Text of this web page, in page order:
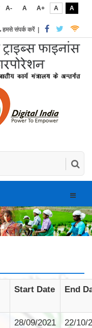
A- A A+ A
A
हमसे संपर्क करें|
Toggle
Start Date End
28/09/2021 22/10/